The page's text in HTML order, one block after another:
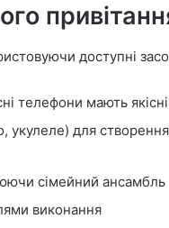
доступні
телефони мають
укулеле) для створення
сімейний ансамбль
виконання